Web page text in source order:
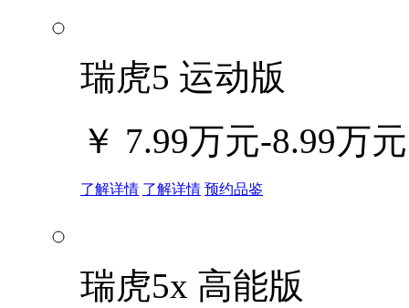
瑞虎5 运动版
￥ 7.99万元-8.99万元
了解详情 了解详情 预约品鉴
瑞虎5x 高能版